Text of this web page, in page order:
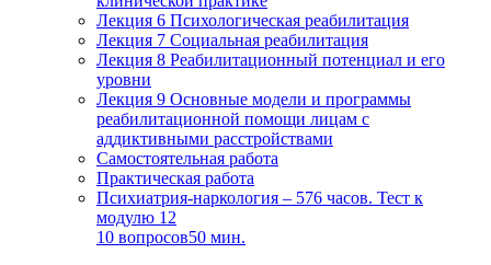
Лекция 6 Психологическая реабилитация
Лекция 7 Социальная реабилитация
Лекция 8 Реабилитационный потенциал и его
уровни
Лекция 9 Основные модели и программы
реабилитационной помощи лицам с
аддиктивными расстройствами
Самостоятельная работа
Практическая работа
Психиатрия-наркология – 576 часов. Тест к
модулю 12
10 вопросов50 мин.